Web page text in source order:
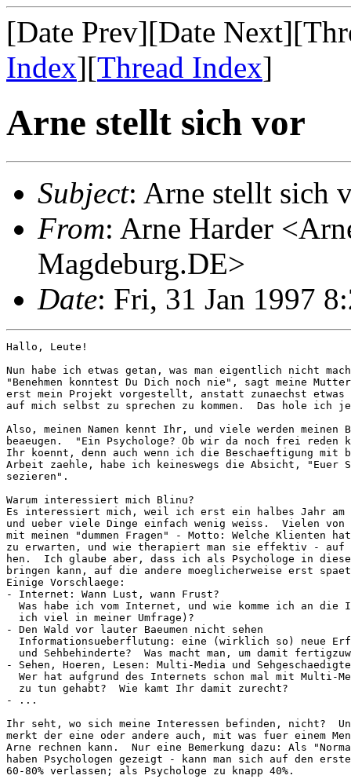
[Date Prev][Date
Index][Thread Index]
Arne stellt sich vor
Subject: Arne stellt sich
From: Arne Harder
Magdeburg.DE>
Date: Fri, 31 Jan 1997
Hallo, Leute!
Nun habe ich etwas getan, was man eigentlich nicht
"Benehmen konntest Du Dich noch nie", sagt meine
erst mein Projekt vorgestellt, anstatt zunaechst etwas
auf mich selbst zu sprechen zu kommen.  Das hole ich
Also, meinen Namen kennt Ihr, und viele werden meinen
beaeugen.  "Ein Psychologe? Ob wir da noch frei reden
Ihr koennt, denn auch wenn ich die Beschaeftigung mit
Arbeit zaehle, habe ich keineswegs die Absicht, "Euer
sezieren".
Warum interessiert mich Blinu?
Es interessiert mich, weil ich erst ein halbes Jahr
und ueber viele Dinge einfach wenig weiss.  Vielen von
mit meinen "dummen Fragen" - Motto: Welche Klienten
zu erwarten, und wie therapiert man sie effektiv - auf
hen.  Ich glaube aber, dass ich als Psychologe in diese
bringen kann, auf die andere moeglicherweise erst
Einige Vorschlaege:
- Internet: Wann Lust, wann Frust?
Was habe ich vom Internet, und wie komme ich an die
  ich viel in meiner Umfrage)?
- Den Wald vor lauter Baeumen nicht sehen
Informationsueberflutung: eine (wirklich so) neue
und Sehbehinderte?  Was macht man, um damit
- Sehen, Hoeren, Lesen: Multi-Media und Sehgeschaedigte
Wer hat aufgrund des Internets schon mal mit Multi-
  zu tun gehabt?  Wie kamt Ihr damit zurecht?
- ...
Ihr seht, wo sich meine Interessen befinden, nicht?
merkt der eine oder andere auch, mit was fuer einem
Arne rechnen kann.  Nur eine Bemerkung dazu: Als
haben Psychologen gezeigt - kann man sich auf den
60-80% verlassen; als Psychologe zu knapp 40%.